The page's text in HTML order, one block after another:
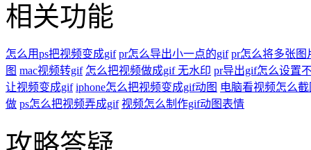
相关功能
怎么用ps把视频变成gif pr怎么导出小一点的gif pr怎么将多张图
图 mac视频转gif 怎么把视频做成gif 无水印 pr导出gif怎么设置
让视频变成gif iphone怎么把视频变成gif动图 电脑看视频怎么
做 ps怎么把视频弄成gif 视频怎么制作gif动图表情
攻略答疑